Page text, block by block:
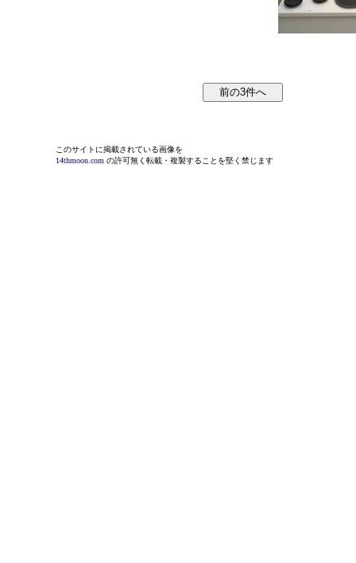
このサイトに掲載されている画像を
14thmoon.com の許可無く転載・複製することを堅く禁じます